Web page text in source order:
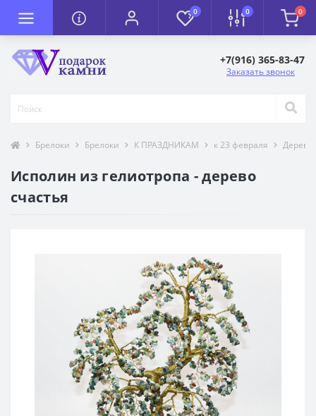
0 0 0
+7(916) 365-83-47
Заказать звонок
Брелоки Брелоки К ПРАЗДНИКАМ к 23 февраля
Исполин из гелиотропа - дерево
счастья